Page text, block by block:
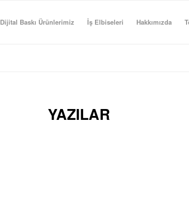
Dijital Baskı Ürünlerimiz İş Elbiseleri Hakkımızda
YAZILAR